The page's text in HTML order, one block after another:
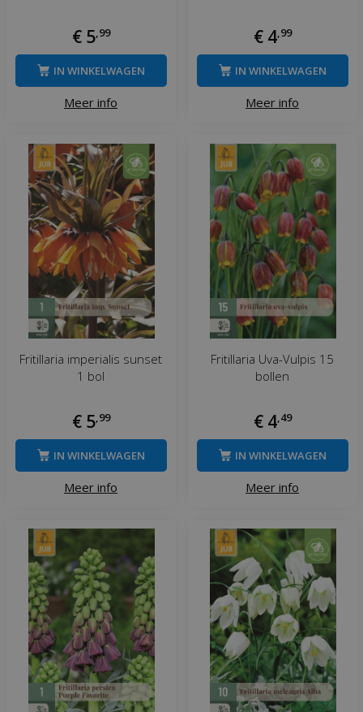
€ 5 99
Meer info
IN WINKELWAGEN
€ 4 99
Meer info
IN WINKELWAGEN
Fritillaria imperialis sunset
1 bol
€ 5 99
Meer info
IN WINKELWAGEN
Fritillaria Uva-Vulpis 15
bollen
€ 4 49
Meer info
IN WINKELWAGEN